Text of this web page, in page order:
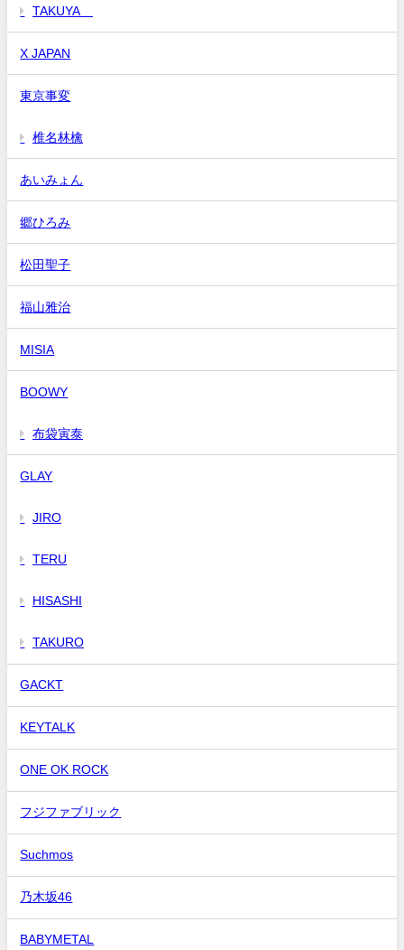
TAKUYA∞
X JAPAN
東京事変
椎名林檎
あいみょん
郷ひろみ
松田聖子
福山雅治
MISIA
BOOWY
布袋寅泰
GLAY
JIRO
TERU
HISASHI
TAKURO
GACKT
KEYTALK
ONE OK ROCK
フジファブリック
Suchmos
乃木坂46
BABYMETAL